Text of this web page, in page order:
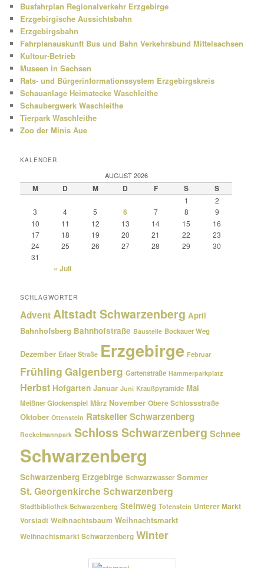
Busfahrplan Regionalverkehr Erzgebirge
Erzgebirgische Aussichtsbahn
Erzgebirgsbahn
Fahrplanauskunft Bus und Bahn Verkehrsbund Mittelsachsen
Kultour-Betrieb
Museen in Sachsen
Rats- und Bürgerinformationssystem Erzgebirgskreis
Schauanlage Heimatecke Waschleithe
Schaubergwerk Waschleithe
Tierpark Waschleithe
Zoo der Minis Aue
KALENDER
AUGUST 2026
M D M D F S S
1
2
3
4 5 6 7 8
9
10
11 12 13 14 15
16
17
18 19 20 21 22
23
24
25 26 27 28 29
30
31
« Juli
SCHLAGWÖRTER
AdventAltstadt Schwarzenberg April
Bahnhofsberg Bahnhofstraße Baustelle Bockauer Weg
Dezember Erlaer Straße Erzgebirge Februar
Frühling Galgenberg Gartenstraße Hammerparkplatz
Herbst Hofgarten Januar Juni Kraußpyramide Mai
Meißner Glockenspiel März November Obere Schlossstraße
Oktober Ottenstein Ratskeller Schwarzenberg
Rockelmannpark Schloss Schwarzenberg Schnee
Schwarzenberg
Schwarzenberg Erzgebirge Schwarzwasser Sommer
St. Georgenkirche Schwarzenberg
Stadtbibliothek Schwarzenberg Steinweg Totenstein Unterer Markt
Vorstadt Weihnachtsbaum Weihnachtsmarkt
Weihnachtsmarkt Schwarzenberg Winter